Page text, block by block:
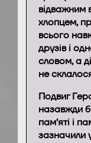
відважним
хлопцем,
всього
друзів і
словом, а
не
Подвиг
назавжди
пам’яті і
зазначили